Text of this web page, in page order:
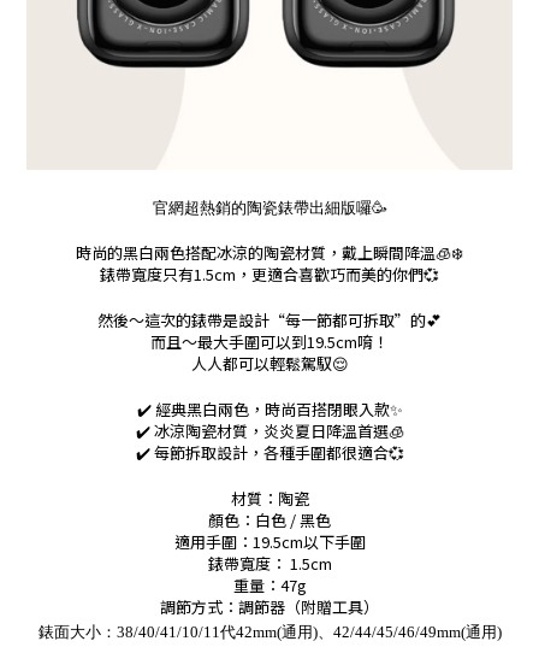
官網超熱銷的陶瓷錶帶出細版囉🥳
時尚的黑白兩色搭配冰涼的陶瓷材質，戴上瞬間降溫🧊❄️
錶帶寬度只有1.5cm，更適合喜歡巧而美的你們💞
然後～這次的錶帶是設計“每一節都可拆取”的💕
而且～最大手圍可以到19.5cm唷！
人人都可以輕鬆駕馭😌
✔️ 經典黑白兩色，時尚百搭閉眼入款✨
✔️ 冰涼陶瓷材質，炎炎夏日降溫首選🧊
✔️ 每節拆取設計，各種手圍都很適合💞
材質：陶瓷
顏色：白色 / 黑色
適用手圍：19.5cm以下手圍
錶帶寬度： 1.5cm
重量：47g
調節方式：調節器（附贈工具）
錶面大小：38/40/41/10/11代42mm(通用)、42/44/45/46/49mm(通用)